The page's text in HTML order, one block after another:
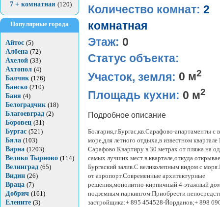
7 + комнатная (120)
Популярные города
Айтос (5)
Албена (72)
Ахелой (33)
Ахтопол (4)
Балчик (176)
Банско (210)
Баня (4)
Белоградчик (18)
Благоевград (2)
Боровец (31)
Бургас (521)
Бяла (103)
Варна (1203)
Велико Тырново (114)
Велинград (65)
Видин (26)
Враца (7)
Добрич (161)
Елените (3)
Количество комнат: 2
комнатная
Этаж: 0
Статус объекта:
Участок, земля: 0 м2
Площадь кухни: 0 м2
Подробное описание
Болгария,г.Бургас,кв.Сарафово-апартаменты с
море,для летного отдыха,в известном квартале
Сарафово.Квартиру в 30 метрах от пляжа на
самых лучших мест в квартале,откуда
Бургаский залив.С великолепным видом с
от аэропорт.Современные архитектурные
решения,монолитно-кирпичный 4-этажный
подземным паркингом.Приобрести
застройщика:+ 895 454528-Йорданов;+ 898